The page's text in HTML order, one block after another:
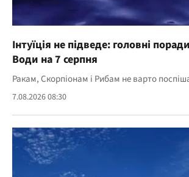
Інтуїція не підведе: головні
Води на 7 серпня
Ракам, Скорпіонам і Рибам не варто
7.08.2026 08:30